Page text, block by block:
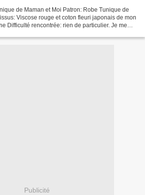
de Maman et Moi Patron: Robe Tunique de
Viscose rouge et coton fleuri japonais de mon
Difficulté rencontrée: rien de particulier. Je me
Publicité